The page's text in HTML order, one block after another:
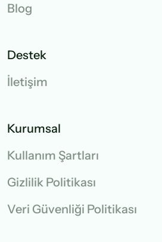
Blog
Destek
İletişim
Kurumsal
Kullanım Şartları
Gizlilik Politikası
Veri Güvenliği Politikası